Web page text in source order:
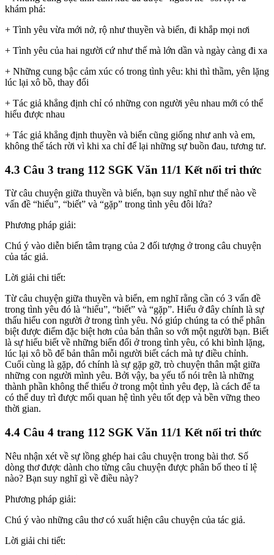
khám phá:
+ Tình yêu vừa mới nở, rộ như thuyền và biển, đi khắp mọi nơi
+ Tình yêu của hai người cứ như thế mà lớn dần và ngày càng đi xa
+ Những cung bậc cảm xúc có trong tình yêu: khi thì thầm, yên lặng
lúc lại xô bồ, thay đổi
+ Tác giả khẳng định chỉ có những con người yêu nhau mới có thể
hiểu được nhau
+ Tác giả khẳng định thuyền và biển cũng giống như anh và em,
không thể tách rời vì khi xa chỉ để lại những sự buồn đau, tương tư.
4.3 Câu 3 trang 112 SGK Văn 11/1 Kết nối tri thức
Từ câu chuyện giữa thuyền và biển, bạn suy nghĩ như thế nào về
vấn đề “hiểu”, “biết” và “gặp” trong tình yêu đôi lứa?
Phương pháp giải:
Chú ý vào diễn biến tâm trạng của 2 đối tượng ở trong câu chuyện
của tác giả.
Lời giải chi tiết:
Từ câu chuyện giữa thuyền và biển, em nghĩ rằng cần có 3 vấn đề
trong tình yêu đó là “hiểu”, “biết” và “gặp”. Hiểu ở đây chính là sự
thấu hiểu con người ở trong tình yêu. Nó giúp chúng ta có thể phân
biệt được điểm đặc biệt hơn của bản thân so với một người bạn. Biết
là sự hiểu biết về những biến đổi ở trong tình yêu, có khi bình lặng,
lúc lại xô bồ để bản thân mỗi người biết cách mà tự điều chỉnh.
Cuối cùng là gặp, đó chính là sự gặp gỡ, trò chuyện thân mật giữa
những con người mình yêu. Bởi vậy, ba yếu tố nói trên là những
thành phần không thể thiếu ở trong một tình yêu đẹp, là cách để ta
có thể duy trì được mối quan hệ tình yêu tốt đẹp và bền vững theo
thời gian.
4.4 Câu 4 trang 112 SGK Văn 11/1 Kết nối tri thức
Nêu nhận xét về sự lồng ghép hai câu chuyện trong bài thơ. Số
dòng thơ được dành cho từng câu chuyện được phân bố theo tỉ lệ
nào? Bạn suy nghĩ gì về điều này?
Phương pháp giải:
Chú ý vào những câu thơ có xuất hiện câu chuyện của tác giả.
Lời giải chi tiết: